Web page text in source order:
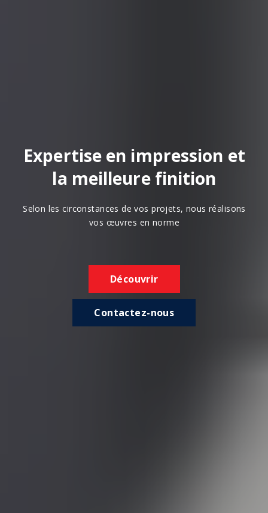
Expertise en impression et
la meilleure finition
Selon les circonstances de vos projets, nous réalisons
vos œuvres en norme
Découvrir
Contactez-nous